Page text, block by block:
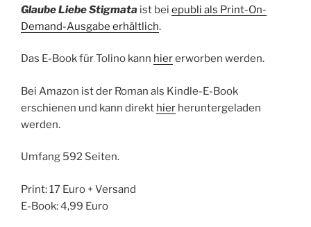
Glaube Liebe Stigmata ist bei epubli als Print-On-
Demand-Ausgabe erhältlich.
Das E-Book für Tolino kann hiererworben werden.
Bei Amazon ist der Roman als Kindle-E-Book
erschienen und kann direkt hier heruntergeladen
werden.
Umfang 592 Seiten.
Print: 17 Euro + Versand
E-Book: 4,99 Euro